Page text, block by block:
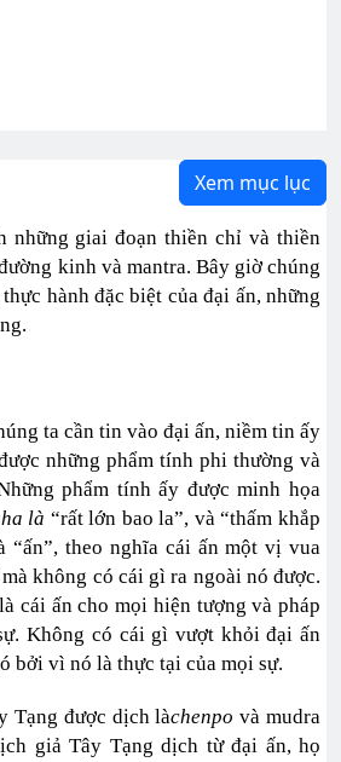
Xem mục lục
những giai đoạn thiền chỉ và thiền
kinh và mantra. Bây giờ chúng
hành đặc biệt của đại ấn, những
ta cần tin vào đại ấn, niềm tin ấy
những phẩm tính phi thường và
phẩm tính ấy được minh họa
là “rất lớn bao la”, và “thấm khắp
“ấn”, theo nghĩa cái ấn một vị vua
không có cái gì ra ngoài nó được.
cái ấn cho mọi hiện tượng và pháp
Không có cái gì vượt khỏi đại ấn
bởi vì nó là thực tại của mọi sự.
Tạng được dịch làchenpo và mudra
giả Tây Tạng dịch từ đại ấn, họ